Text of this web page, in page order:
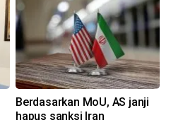
Berdasarkan MoU, AS janji
hapus sanksi Iran